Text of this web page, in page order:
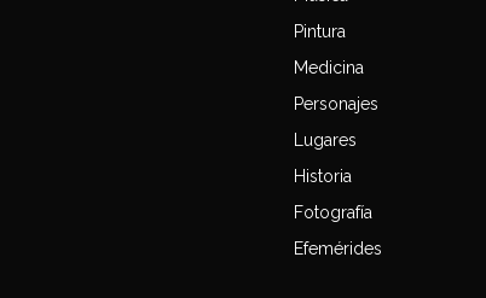
Pintura
Medicina
Personajes
Lugares
Historia
Fotografía
Efemérides